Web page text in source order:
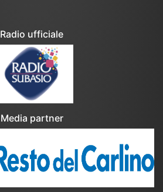
Radio ufficiale
Media partner